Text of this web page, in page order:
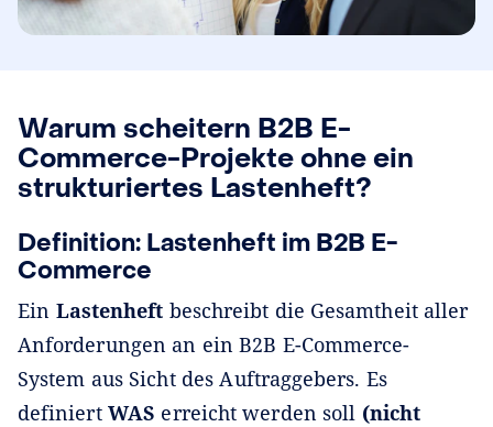
Warum scheitern B2B E-
Commerce-Projekte ohne ein
strukturiertes Lastenheft?
Definition: Lastenheft im B2B E-
Commerce
Ein Lastenheft beschreibt die Gesamtheit aller
Anforderungen an ein B2B E-Commerce-
System aus Sicht des Auftraggebers. Es
definiert WAS erreicht werden soll (nicht